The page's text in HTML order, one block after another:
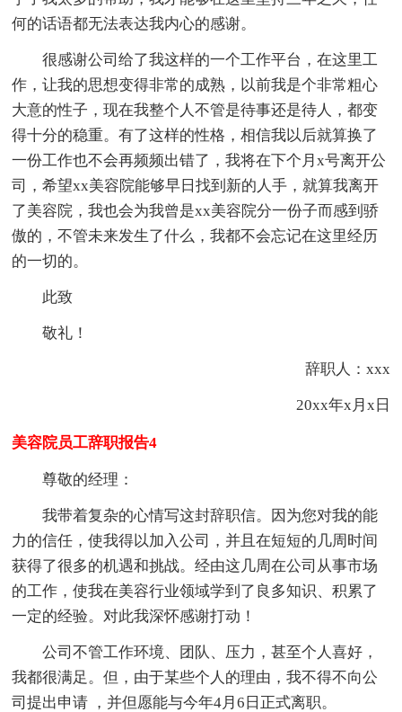
何的话语都无法表达我内心的感谢。
很感谢公司给了我这样的一个工作平台，在这里工
作，让我的思想变得非常的成熟，以前我是个非常粗心
大意的性子，现在我整个人不管是待事还是待人，都变
得十分的稳重。有了这样的性格，相信我以后就算换了
一份工作也不会再频频出错了，我将在下个月x号离开公
司，希望xx美容院能够早日找到新的人手，就算我离开
了美容院，我也会为我曾是xx美容院分一份子而感到骄
傲的，不管未来发生了什么，我都不会忘记在这里经历
的一切的。
此致
敬礼！
辞职人：xxx
20xx年x月x日
美容院员工辞职报告4
尊敬的经理：
我带着复杂的心情写这封辞职信。因为您对我的能
力的信任，使我得以加入公司，并且在短短的几周时间
获得了很多的机遇和挑战。经由这几周在公司从事市场
的工作，使我在美容行业领域学到了良多知识、积累了
一定的经验。对此我深怀感谢打动！
公司不管工作环境、团队、压力，甚至个人喜好，
我都很满足。但，由于某些个人的理由，我不得不向公
司提出申请 ，并但愿能与今年4月6日正式离职。